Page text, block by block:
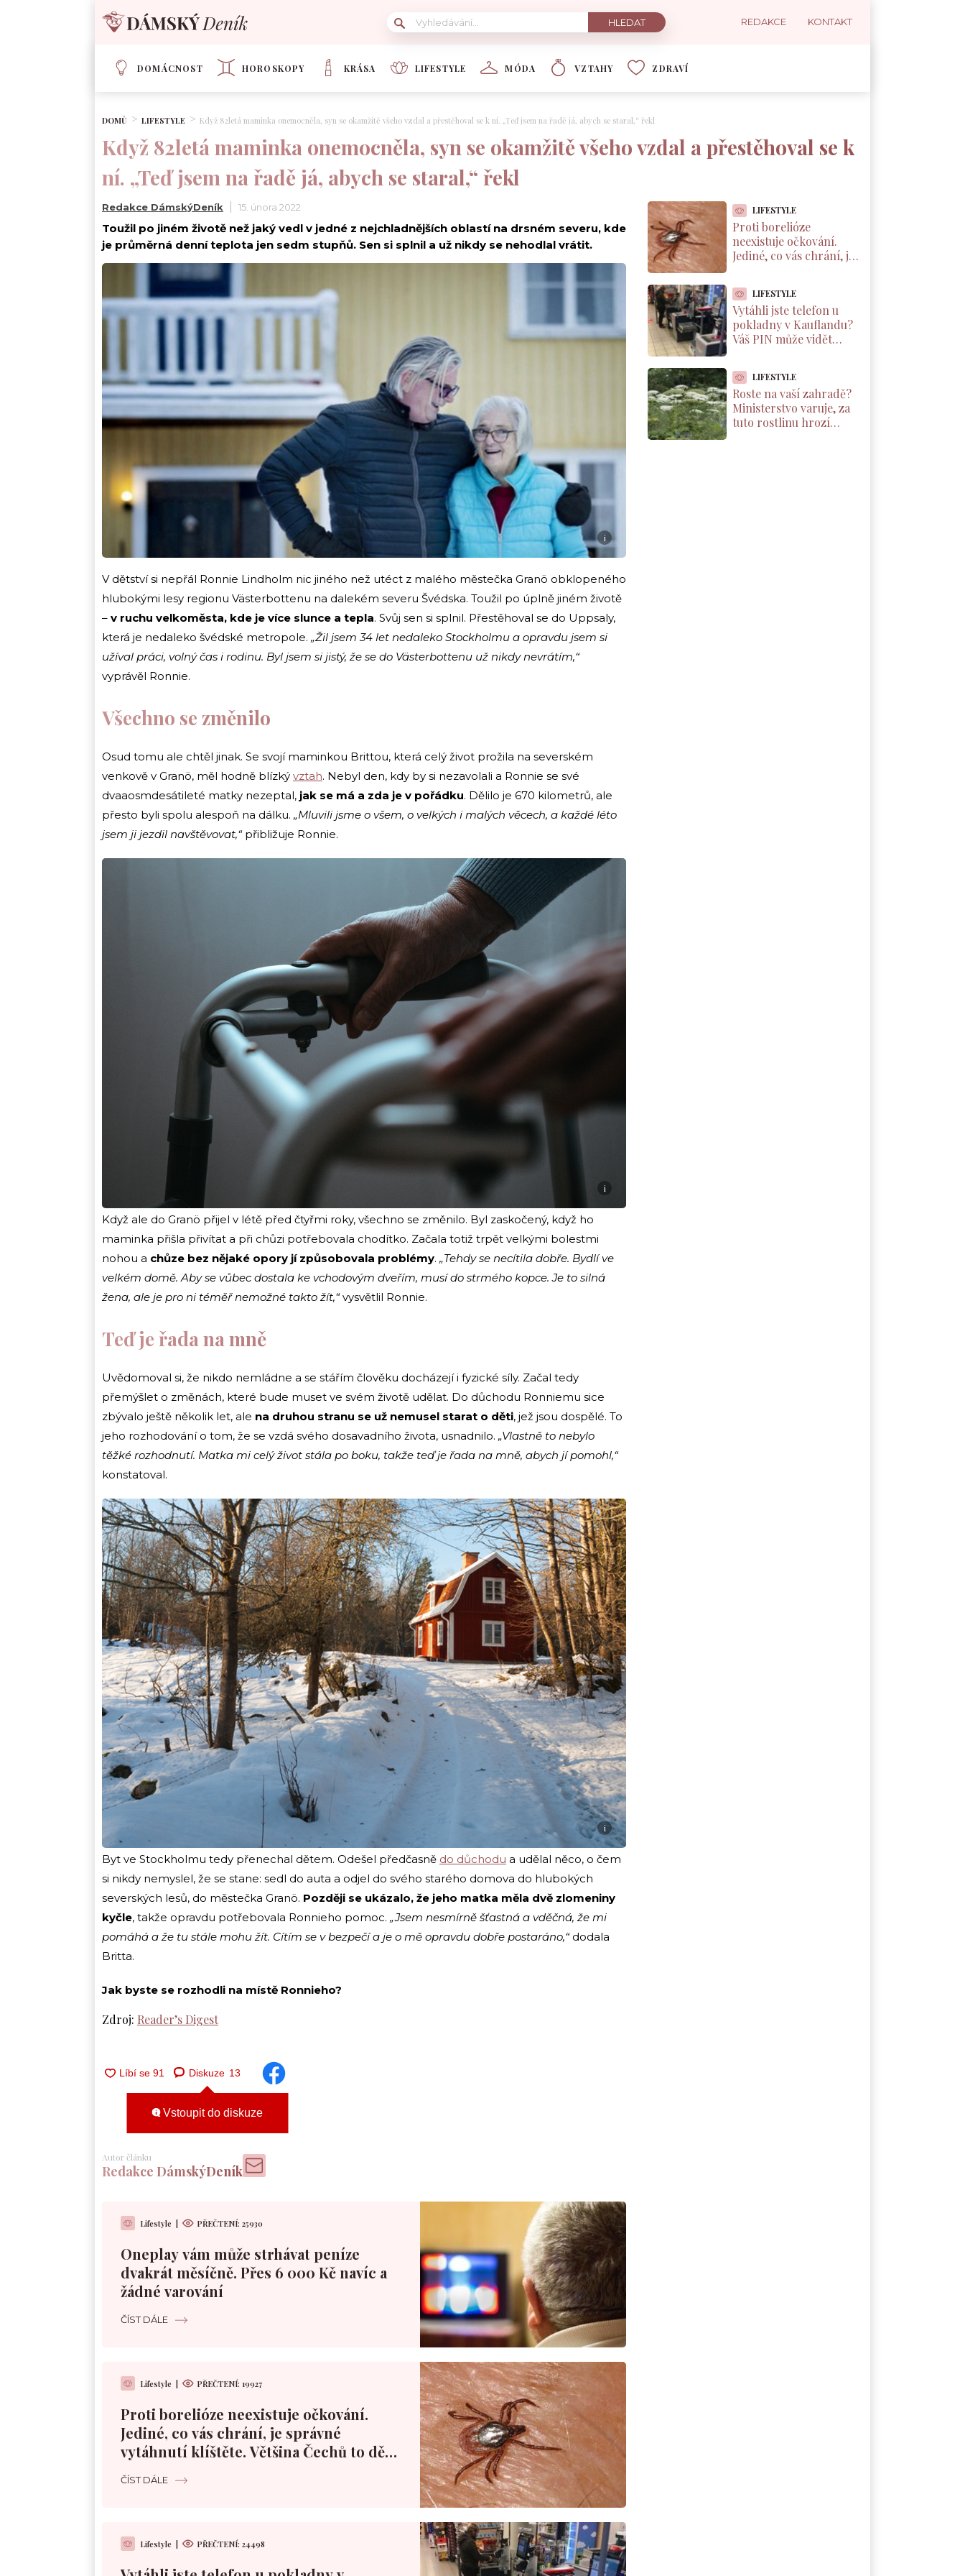
REDAKCE KONTAKT
DOMÁCNOST HOROSKOPY KRÁSA LIFESTYLE MÓDA VZTAHY ZDRAVÍ
DOMŮ LIFESTYLE Když 82letá maminka onemocněla, syn se okamžitě všeho vzdal a přestěhoval se k ní. „Teď jsem na řadě já, abych se staral,“ řekl
Když 82letá maminka onemocněla, syn se okamžitě všeho vzdal a přestěhoval se k
ní. „Teď jsem na řadě já, abych se staral,“ řekl
Redakce DámskýDeník 15. února 2022
Toužil po jiném životě než jaký vedl v jedné z nejchladnějších oblastí na drsném severu, kde
je průměrná denní teplota jen sedm stupňů. Sen si splnil a už nikdy se nehodlal vrátit.
i
V dětství si nepřál Ronnie Lindholm nic jiného než utéct z malého městečka Granö obklopeného
hlubokými lesy regionu Västerbottenu na dalekém severu Švédska. Toužil po úplně jiném životě
– v ruchu velkoměsta, kde je více slunce a tepla. Svůj sen si splnil. Přestěhoval se do Uppsaly,
která je nedaleko švédské metropole. „Žil jsem 34 let nedaleko Stockholmu a opravdu jsem si
užíval práci, volný čas i rodinu. Byl jsem si jistý, že se do Västerbottenu už nikdy nevrátím,“
vyprávěl Ronnie.
Všechno se změnilo
Osud tomu ale chtěl jinak. Se svojí maminkou Brittou, která celý život prožila na severském
venkově v Granö, měl hodně blízký vztah. Nebyl den, kdy by si nezavolali a Ronnie se své
dvaaosmdesátileté matky nezeptal, jak se má a zda je v pořádku. Dělilo je 670 kilometrů, ale
přesto byli spolu alespoň na dálku. „Mluvili jsme o všem, o velkých i malých věcech, a každé léto
jsem ji jezdil navštěvovat,“ přibližuje Ronnie.
i
Když ale do Granö přijel v létě před čtyřmi roky, všechno se změnilo. Byl zaskočený, když ho
maminka přišla přivítat a při chůzi potřebovala chodítko. Začala totiž trpět velkými bolestmi
nohou a chůze bez nějaké opory jí způsobovala problémy. „Tehdy se necítila dobře. Bydlí ve
velkém domě. Aby se vůbec dostala ke vchodovým dveřím, musí do strmého kopce. Je to silná
žena, ale je pro ni téměř nemožné takto žít,“vysvětlil Ronnie.
Teď je řada na mně
Uvědomoval si, že nikdo nemládne a se stářím člověku docházejí i fyzické síly. Začal tedy
přemýšlet o změnách, které bude muset ve svém životě udělat. Do důchodu Ronniemu sice
zbývalo ještě několik let, ale na druhou stranu se už nemusel starat o děti, jež jsou dospělé. To
jeho rozhodování o tom, že se vzdá svého dosavadního života, usnadnilo. „Vlastně to nebylo
těžké rozhodnutí. Matka mi celý život stála po boku, takže teď je řada na mně, abych jí pomohl,“
konstatoval.
i
Byt ve Stockholmu tedy přenechal dětem. Odešel předčasně do důchodu a udělal něco, o čem
si nikdy nemyslel, že se stane: sedl do auta a odjel do svého starého domova do hlubokých
severských lesů, do městečka Granö. Později se ukázalo, že jeho matka měla dvě zlomeniny
kyčle, takže opravdu potřebovala Ronnieho pomoc. „Jsem nesmírně šťastná a vděčná, že mi
pomáhá a že tu stále mohu žít. Cítím se v bezpečí a je o mě opravdu dobře postaráno,“dodala
Britta.
Jak byste se rozhodli na místě Ronnieho?
Zdroj: Reader’s Digest
Diskuze 13
Vstoupit do diskuze
Autor článku
Redakce DámskýDeník
Lifestyle PŘEČTENÍ: 25930
Oneplay vám může strhávat peníze
dvakrát měsíčně. Přes 6 000 Kč navíc a
žádné varování
ČÍST DÁLE
Lifestyle PŘEČTENÍ: 19927
Proti borelióze neexistuje očkování.
Jediné, co vás chrání, je správné
vytáhnutí klíštěte. Většina Čechů to dělá
špatně
ČÍST DÁLE
Lifestyle PŘEČTENÍ: 24498
LIFESTYLE
Proti borelióze
neexistuje očkování.
Jediné, co vás chrání, je
klíštěte. Většina Čechů
to dělá špatně
LIFESTYLE
Vytáhli jste telefon u
pokladny v Kauflandu?
Váš PIN může vidět
vysílá na velký monitor
LIFESTYLE
Roste na vaší zahradě?
Ministerstvo varuje, za
tuto rostlinu hrozí